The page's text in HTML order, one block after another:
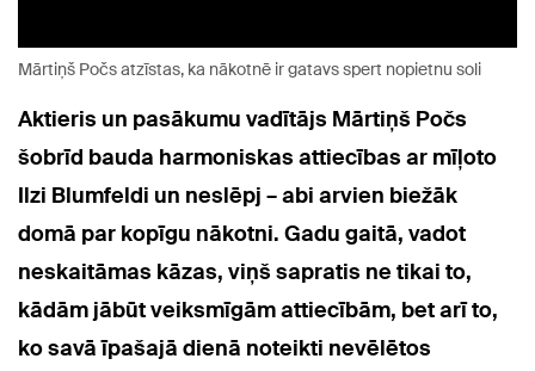
Mārtiņš Počs atzīstas, ka nākotnē ir gatavs spert nopietnu soli
Aktieris un pasākumu vadītājs Mārtiņš Počs
šobrīd bauda harmoniskas attiecības ar mīļoto
Ilzi Blumfeldi un neslēpj – abi arvien biežāk
domā par kopīgu nākotni. Gadu gaitā, vadot
neskaitāmas kāzas, viņš sapratis ne tikai to,
kādām jābūt veiksmīgām attiecībām, bet arī to,
ko savā īpašajā dienā noteikti nevēlētos